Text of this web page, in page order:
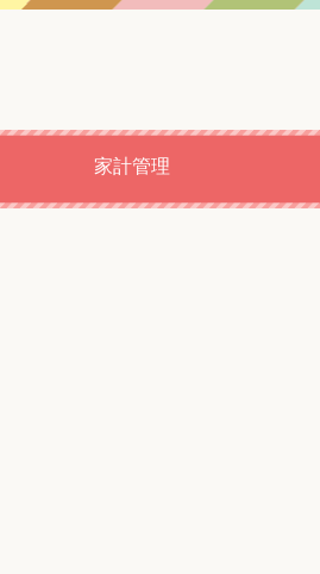
家計管理